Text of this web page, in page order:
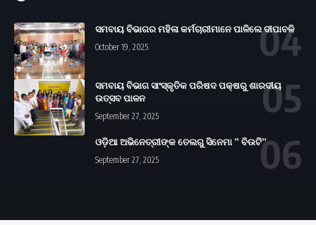
ସମବାୟ ବିଭାଗର ମହିଳା କର୍ମଚାରୀମାନେ ପାଳିଲେ ଦୀପାବଳି
October 19, 2025
ସମବାୟ ବିଭାଗ ସାଂସ୍କୃତିକ ପରିଷଦ ପକ୍ଷରୁ ଶାରଦୀୟ
ଉତ୍ସବ ପାଳନ
September 27, 2025
ଓଡ଼ିଆ ଅଭିନେତ୍ରୀଙ୍କ ତେଲଗୁ ସିନେମା ” ବିଉଟି”
September 27, 2025